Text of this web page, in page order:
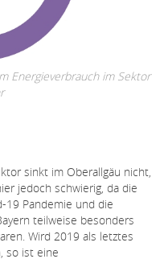
Energieverbrauch im Sektor
sinkt im Oberallgäu nicht,
jedoch schwierig, da die
19 Pandemie und die
teilweise besonders
Wird 2019 als letztes
so ist eine